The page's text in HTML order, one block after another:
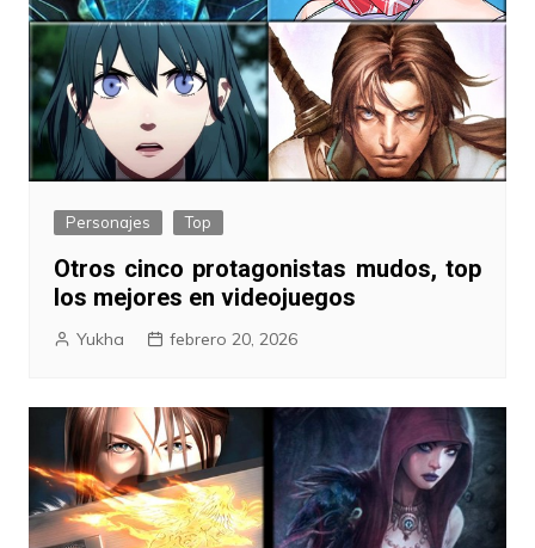
Personajes Top
Otros cinco protagonistas mudos, top
los mejores en videojuegos
Yukha febrero 20, 2026